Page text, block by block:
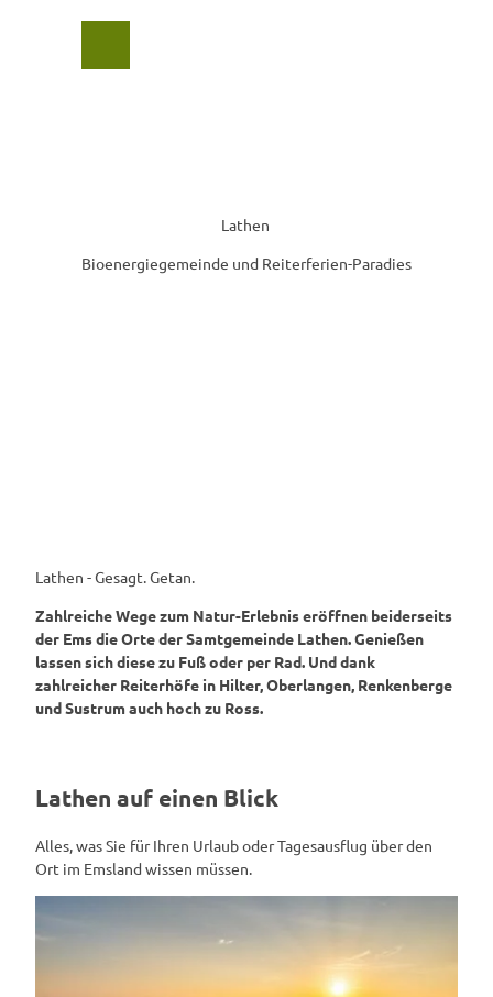
Lathen
Bioenergiegemeinde und Reiterferien-Paradies
Lathen - Gesagt. Getan.
Zahlreiche Wege zum Natur-Erlebnis eröffnen beiderseits
der Ems die Orte der Samtgemeinde Lathen. Genießen
lassen sich diese zu Fuß oder per Rad. Und dank
zahlreicher Reiterhöfe in Hilter, Oberlangen, Renkenberge
und Sustrum auch hoch zu Ross.
Lathen auf einen Blick
Alles, was Sie für Ihren Urlaub oder Tagesausflug über den
Ort im Emsland wissen müssen.